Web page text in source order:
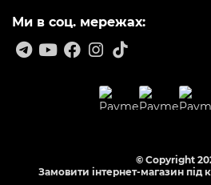
Ми в соц. мережах:
© Copyright
Замовити інтернет-магазин під